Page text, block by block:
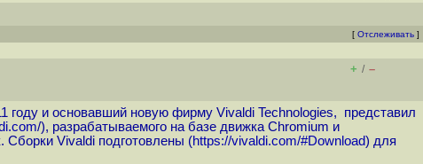
[ Отслеживать ]
+ / –
году и основавший новую фирму Vivaldi Technologies, представил
/), разрабатываемого на базе движка Chromium и
Сборки Vivaldi подготовлены (https://vivaldi.com/#Download) для